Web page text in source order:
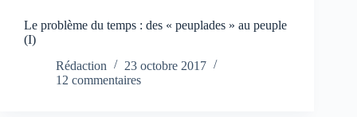
Le problème du temps : des « peuplades » au peuple
(I)
Rédaction
23 octobre 2017
12 commentaires